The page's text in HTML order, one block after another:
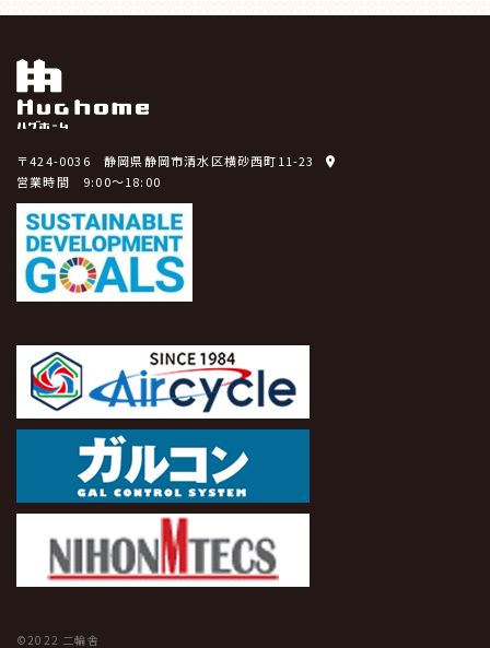
〒424-0036 静岡県静岡市清水区横砂西町11-23
営業時間 9:00～18:00
©2022 二輪舎